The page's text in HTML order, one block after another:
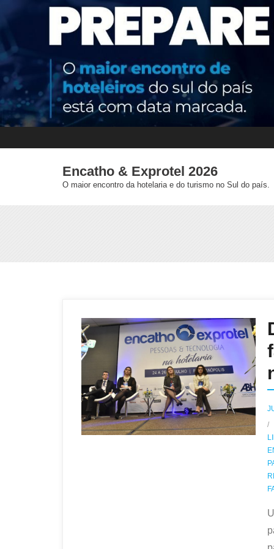
Encatho & Exprotel 2026
O maior encontro da hotelaria e do turismo no Sul do país.